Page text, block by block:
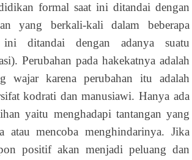
formal saat ini ditandai dengan
yang berkali-kali dalam beberapa
ditandai dengan adanya suatu
Perubahan pada hakekatnya adalah
wajar karena perubahan itu adalah
kodrati dan manusiawi. Hanya ada
yaitu menghadapi tantangan yang
atau mencoba menghindarinya. Jika
positif akan menjadi peluang dan